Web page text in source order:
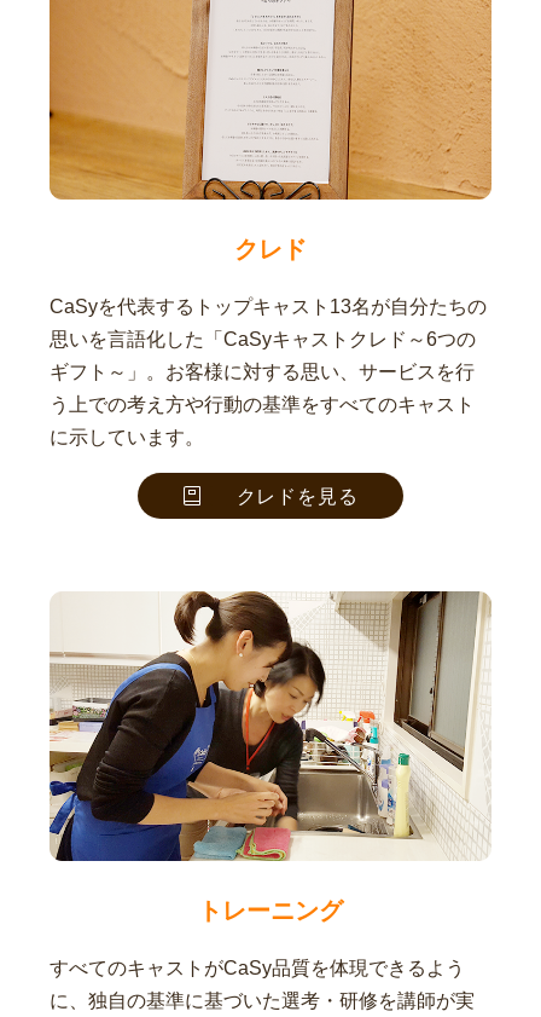
クレド
CaSyを代表するトップキャスト13名が自分たちの
思いを言語化した「CaSyキャストクレド～6つの
ギフト～」。お客様に対する思い、サービスを行
う上での考え方や行動の基準をすべてのキャスト
に示しています。
クレドを見る
トレーニング
すべてのキャストがCaSy品質を体現できるよう
に、独自の基準に基づいた選考・研修を講師が実